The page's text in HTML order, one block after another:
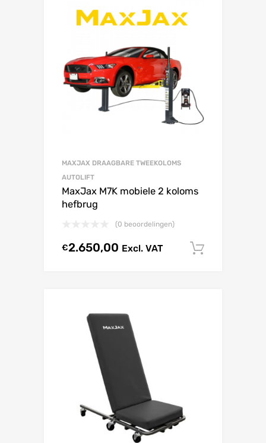
MAXJAX DRAAGBARE TWEEKOLOMS
AUTOLIFT
MaxJax M7K mobiele 2 koloms
hefbrug
(0 beoordelingen)
€2.650,00 Excl. VAT